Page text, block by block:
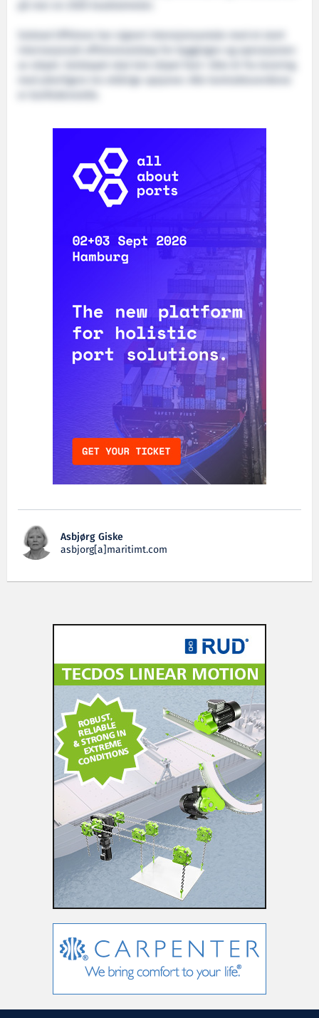
Solstad Offshore har signert intensjonsavtale med et stort
internasjonalt offshoreselskap for byggingen og operasjonen
av skipet. Selskapet skal leie skipet fast i åtte år fra levering
med ytterligere tre ettårige opsjoner. Alle kontraktsverdiene
Asbjørg Giske
asbjorg[a]maritimt.com